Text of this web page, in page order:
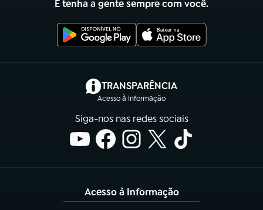
E tenha a gente sempre com você.
TRANSPARÊNCIA
Acesso à Informação
(abre em nova aba)
Siga-nos nas redes sociais
Acesso à Informação